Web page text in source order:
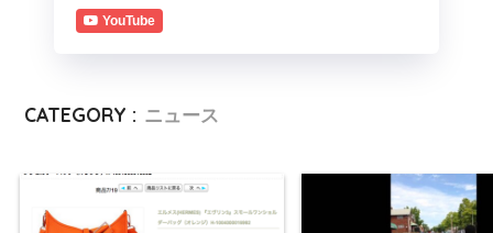
YouTube
CATEGORY : ニュース